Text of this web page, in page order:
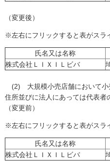
（変更後）
※左右にフリックすると表がスラ
氏名又は名称
株式会社ＬＩＸＩＬビバ
(2) 大規模小売店舗において小
住所並びに法人にあっては代表者
（変更前）
※左右にフリックすると表がスラ
氏名又は名称
株式会社ＬＩＸＩＬビバ